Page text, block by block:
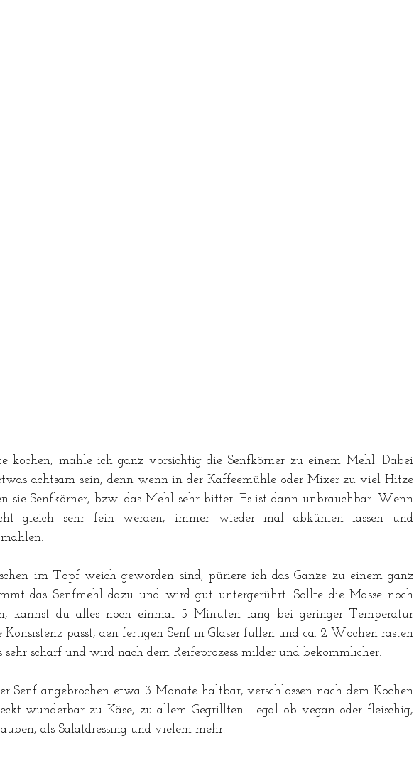
kochen, mahle ich ganz vorsichtig die Senfkörner zu einem Mehl. Dabei
achtsam sein, denn wenn in der Kaffeemühle oder Mixer zu viel Hitze
sie Senfkörner, bzw. das Mehl sehr bitter. Es ist dann unbrauchbar. Wenn
gleich sehr fein werden, immer wieder mal abkühlen lassen und
im Topf weich geworden sind, püriere ich das Ganze zu einem ganz
das Senfmehl dazu und wird gut untergerührt. Sollte die Masse noch
kannst du alles noch einmal 5 Minuten lang bei geringer Temperatur
passt, den fertigen Senf in Gläser füllen und ca. 2 Wochen rasten
sehr scharf und wird nach dem Reifeprozess milder und bekömmlicher.
Senf angebrochen etwa 3 Monate haltbar, verschlossen nach dem Kochen
wunderbar zu Käse, zu allem Gegrillten - egal ob vegan oder fleischig,
als Salatdressing und vielem mehr.